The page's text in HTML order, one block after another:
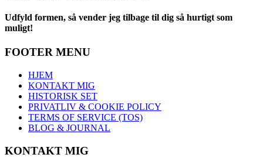
Udfyld formen, så vender jeg tilbage til dig så hurtigt som
muligt!
FOOTER MENU
HJEM
KONTAKT MIG
HISTORISK SET
PRIVATLIV & COOKIE POLICY
TERMS OF SERVICE (TOS)
BLOG & JOURNAL
KONTAKT MIG